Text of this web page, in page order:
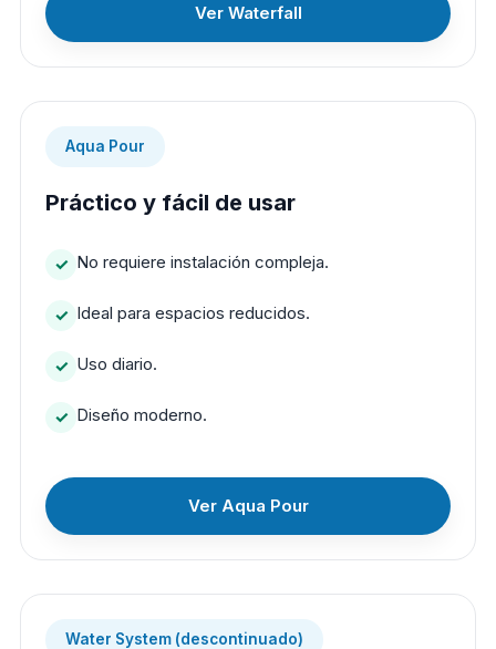
Ver Waterfall
Aqua Pour
Práctico y fácil de usar
No requiere instalación compleja.
Ideal para espacios reducidos.
Uso diario.
Diseño moderno.
Ver Aqua Pour
Water System (descontinuado)